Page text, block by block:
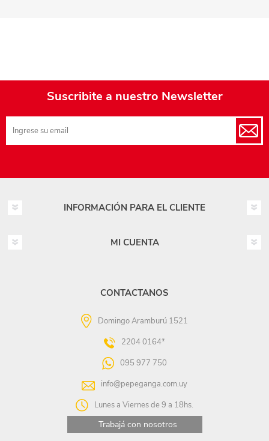
Suscribite a nuestro Newsletter
INFORMACIÓN PARA EL CLIENTE
MI CUENTA
CONTACTANOS
Domingo Aramburú 1521
2204 0164*
095 977 750
info@pepeganga.com.uy
Lunes a Viernes de 9 a 18hs.
Trabajá con nosotros